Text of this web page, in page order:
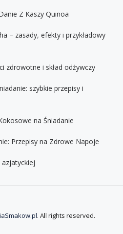
Z Kaszy Quinoa
– zasady, efekty i przykładowy
zdrowotne i skład odżywczy
szybkie przepisy i
na Śniadanie
Przepisy na Zdrowe Napoje
azjatyckiej
. All rights reserved.